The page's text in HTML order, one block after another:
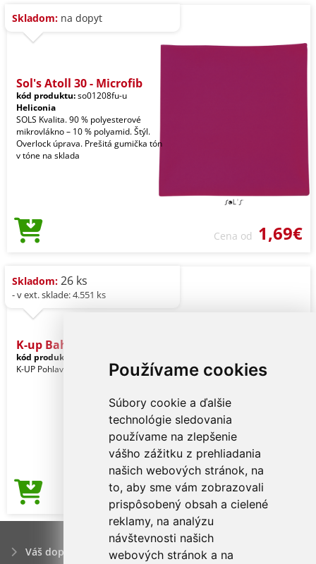
Používame cookies
Súbory cookie a ďalšie
technológie sledovania
používame na zlepšenie
vášho zážitku z prehliadania
našich webových stránok, na
to, aby sme vám zobrazovali
prispôsobený obsah a cielené
reklamy, na analýzu
návštevnosti našich
webových stránok a na
Skladom: na dopyt
Sol's Atoll 30 - Microfib
kód produktu:so01208fu-u
Heliconia
SOLS Kvalita. 90 % polyesterové
mikrovlákno – 10 % polyamid. Štýl.
Overlock úprava. Prešitá gumička tón
v tóne na sklada
Cena od 1,69€
Skladom: 26 ks
- v ext. sklade: 4.551 ks
K-up Bahia - 7 Panels Cap
kód produktu:
K-UP Pohlavie: Unisex
Cena od 1,69€
Váš dopyt